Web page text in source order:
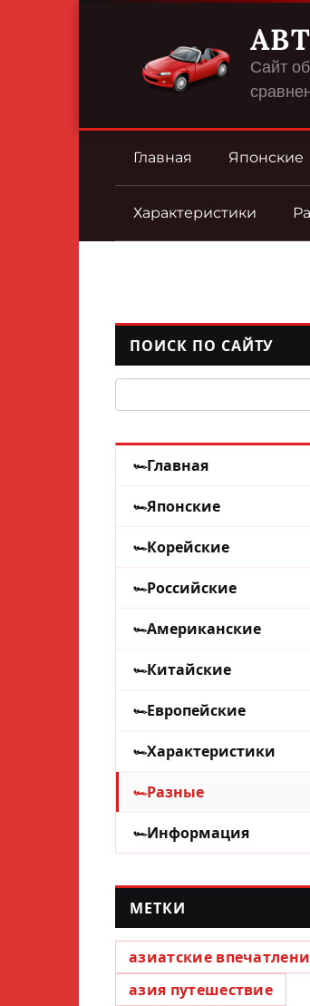
Сайт
Главная Японские
Характеристики
ПОИСК ПО САЙТУ
Главная
Японские
Корейские
Российские
Американские
Китайские
Европейские
Характеристики
Разные
Информация
МЕТКИ
азиатские
азия путешествие